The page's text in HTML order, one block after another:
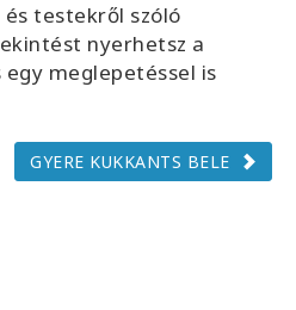
testekről szóló
nyerhetsz a
meglepetéssel is
GYERE KUKKANTS BELE